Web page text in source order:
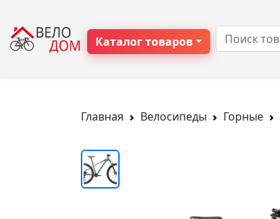
Каталог товаров
Главная Велосипеды Горные